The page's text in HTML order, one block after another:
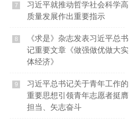
7
习近平就推动哲学社会科学高
质量发展作出重要指示
8
《求是》杂志发表习近平总书
记重要文章《做强做优做大实
体经济》
9
习近平总书记关于青年工作的
重要思想引领青年志愿者挺膺
担当、矢志奋斗